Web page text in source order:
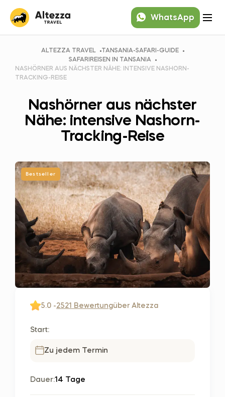
WhatsApp
ALTEZZA TRAVEL
TANSANIA-SAFARI-GUIDE
SAFARIREISEN IN TANSANIA
NASHÖRNER AUS NÄCHSTER NÄHE: INTENSIVE NASHORN-
TRACKING-REISE
Nashörner aus nächster
Nähe: intensive Nashorn-
Tracking-Reise
Bestseller
5.0 -2521 Bewertungüber Altezza
Start:
Zu jedem Termin
Dauer:14 Tage